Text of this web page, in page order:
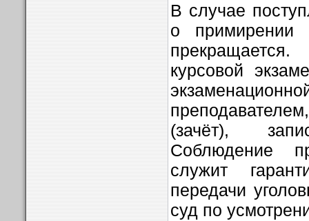
В случае
о примирении
курсовой
(зачёт),
Соблюдение
служит
передачи
суд по